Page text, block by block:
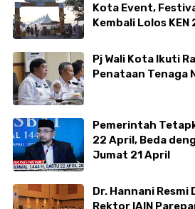
Kota Event,
Kembali Lolos KEN
Pj Wali Kota Ikuti
Penataan Tenaga
Pemerintah
22 April, Beda
Jumat 21 April
Dr. Hannani
Rektor IAIN